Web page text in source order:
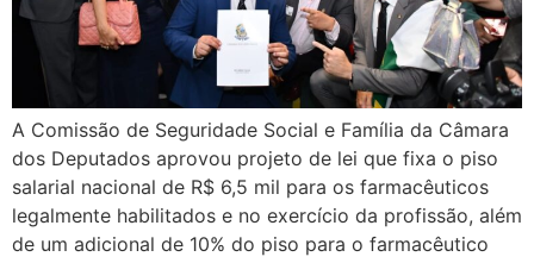
A Comissão de Seguridade Social e Família da Câmara
dos Deputados aprovou projeto de lei que fixa o piso
salarial nacional de R$ 6,5 mil para os farmacêuticos
legalmente habilitados e no exercício da profissão, além
de um adicional de 10% do piso para o farmacêutico